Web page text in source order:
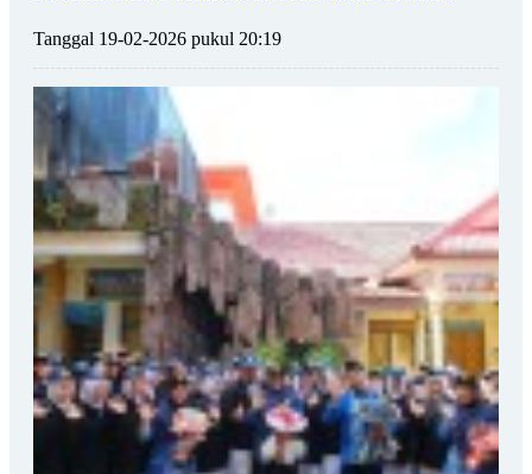
Tanggal 19-02-2026 pukul 20:19